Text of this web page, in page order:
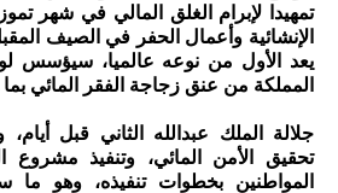
تمهيدا لإبرام الغلق المالي في شهر
الإنشائية وأعمال الحفر في الصيف
يعد الأول من نوعه عالميا، سيؤسس
المملكة من عنق زجاجة الفقر المائي
جلالة الملك عبدالله الثاني قبل
تحقيق الأمن المائي، وتنفيذ مشروع
المواطنين بخطوات تنفيذه، وهو ما